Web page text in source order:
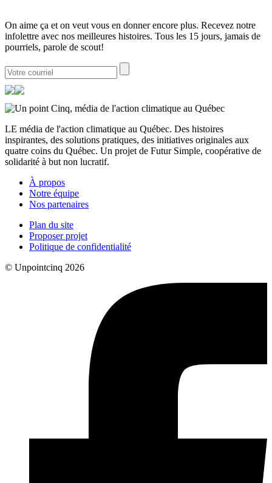
On aime ça et on veut vous en donner encore plus. Recevez notre
infolettre avec nos meilleures histoires. Tous les 15 jours, jamais de
pourriels, parole de scout!
LE média de l'action climatique au Québec. Des histoires
inspirantes, des solutions pratiques, des initiatives originales aux
quatre coins du Québec. Un projet de Futur Simple, coopérative de
solidarité à but non lucratif.
À propos
Notre équipe
Nos partenaires
Plan du site
Proposer projet
Politique de confidentialité
© Unpointcinq 2026